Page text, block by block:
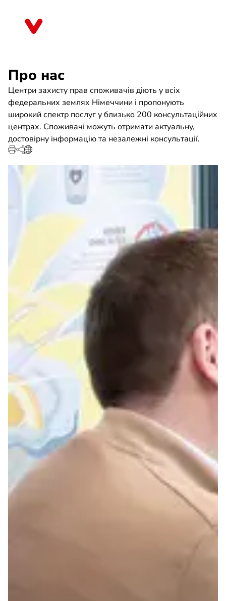
Про нас
Центри захисту прав споживачів діють у всіх
федеральних землях Німеччини і пропонують
широкий спектр послуг у близько 200 консультаційних
центрах. Споживачі можуть отримати актуальну,
достовірну інформацію та незалежні консультації.